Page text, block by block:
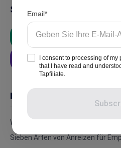
Summarise
ChatGPT Google AI
Perplexity
In this article
Was ist ein Referral-Programm?
Sieben Arten von Anreizen für
Email
I consent to processing of
that I have read and
Tapfiliate.